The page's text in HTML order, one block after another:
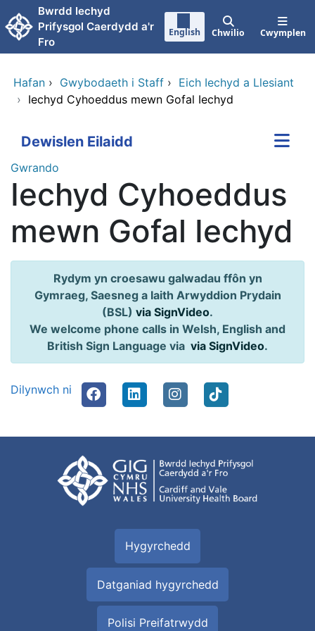
Neidio i'r prif gynnwy
Bwrdd Iechyd
Prifysgol Caerdydd a'r
Fro
English Chwilio Cwymplen
Hafan › Gwybodaeth i Staff › Eich Iechyd a Llesiant
› Iechyd Cyhoeddus mewn Gofal Iechyd
Dewislen Eilaidd
Gwrando
Iechyd Cyhoeddus
mewn Gofal Iechyd
Rydym yn croesawu galwadau ffôn yn
Gymraeg, Saesneg a Iaith Arwyddion Prydain
(BSL) via SignVideo.
We welcome phone calls in Welsh, English and
British Sign Language via via SignVideo.
Dilynwch ni
Hygyrchedd
Datganiad hygyrchedd
Polisi Preifatrwydd